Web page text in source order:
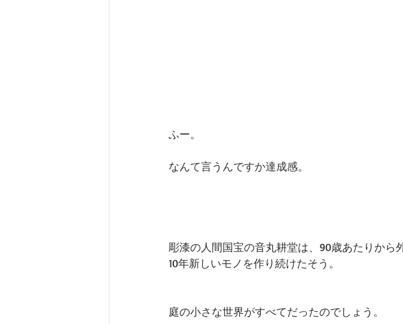
ふー。
なんて言うんですか達成感。
彫漆の人間国宝の音丸耕堂は、90歳あたりから
10年新しいモノを作り続けたそう。
庭の小さな世界がすべてだったのでしょう。